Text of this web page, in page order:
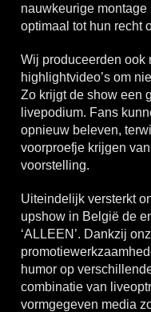
nauwkeurige
optimaal tot hun recht
Wij produceerden ook
highlightvideo’s om
Zo krijgt de show een
livepodium. Fans
opnieuw beleven,
voorproefje krijgen
voorstelling.
Uiteindelijk versterkt
upshow in België de
‘ALLEEN’. Dankzij
humor op
combinatie van
vormgegeven media